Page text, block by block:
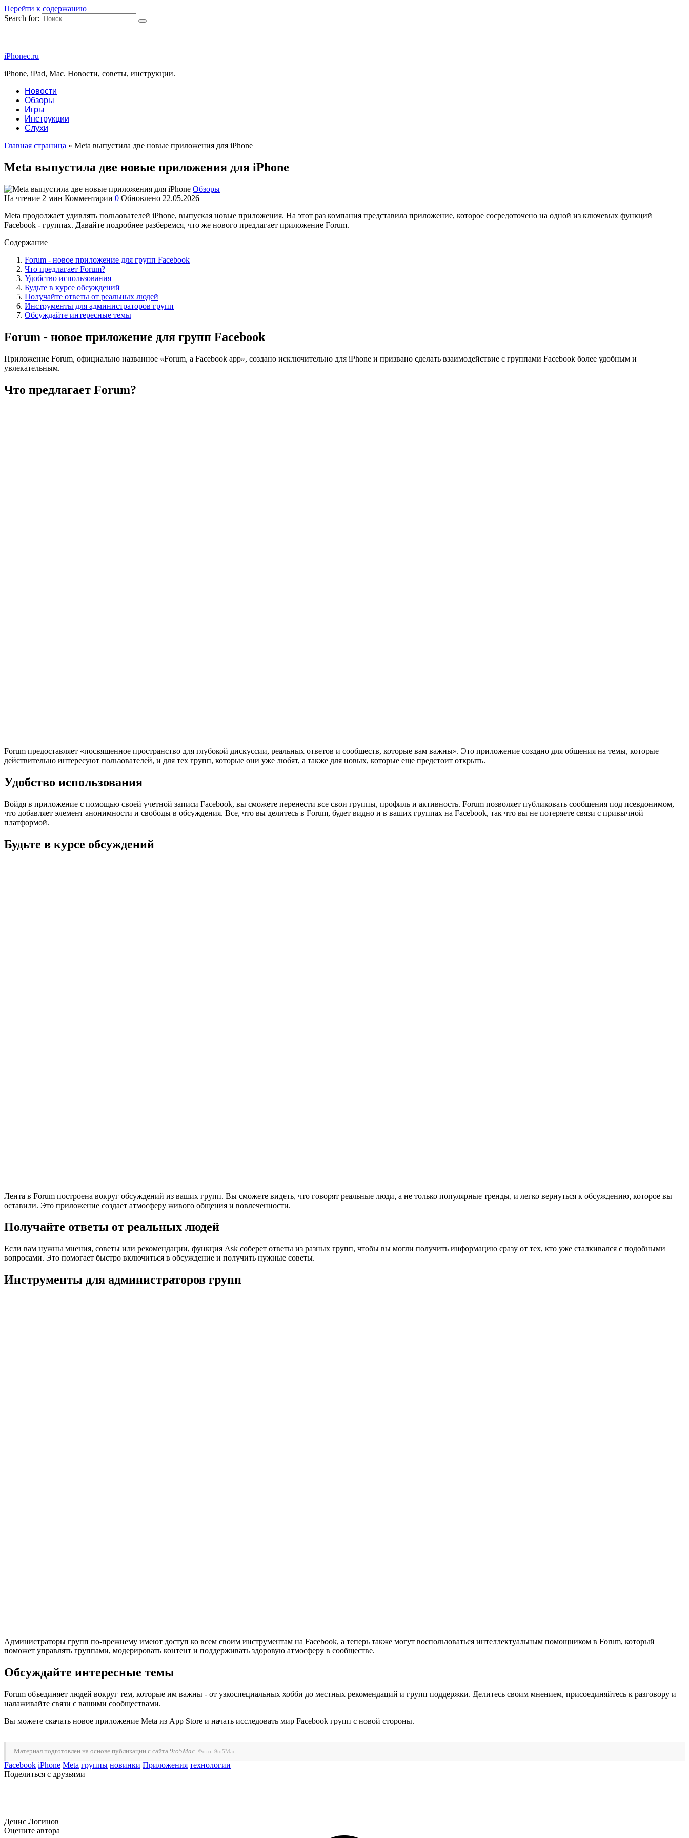
Перейти к содержанию
Search for:
iPhonec.ru
iPhone, iPad, Mac. Новости, советы, инструкции.
Новости
Обзоры
Игры
Инструкции
Слухи
Главная страница » Meta выпустила две новые приложения для iPhone
Meta выпустила две новые приложения для iPhone
Обзоры
На чтение 2 мин Комментарии 0 Обновлено 22.05.2026
Meta продолжает удивлять пользователей iPhone, выпуская новые приложения. На этот раз компания представила приложение, которое сосредоточено на одной из ключевых функций
Facebook - группах. Давайте подробнее разберемся, что же нового предлагает приложение Forum.
Содержание
Forum - новое приложение для групп Facebook
Что предлагает Forum?
Удобство использования
Будьте в курсе обсуждений
Получайте ответы от реальных людей
Инструменты для администраторов групп
Обсуждайте интересные темы
Forum - новое приложение для групп Facebook
Приложение Forum, официально названное «Forum, a Facebook app», создано исключительно для iPhone и призвано сделать взаимодействие с группами Facebook более удобным и
увлекательным.
Что предлагает Forum?
Forum предоставляет «посвященное пространство для глубокой дискуссии, реальных ответов и сообществ, которые вам важны». Это приложение создано для общения на темы, которые
действительно интересуют пользователей, и для тех групп, которые они уже любят, а также для новых, которые еще предстоит открыть.
Удобство использования
Войдя в приложение с помощью своей учетной записи Facebook, вы сможете перенести все свои группы, профиль и активность. Forum позволяет публиковать сообщения под псевдонимом,
что добавляет элемент анонимности и свободы в обсуждения. Все, что вы делитесь в Forum, будет видно и в ваших группах на Facebook, так что вы не потеряете связи с привычной
платформой.
Будьте в курсе обсуждений
Лента в Forum построена вокруг обсуждений из ваших групп. Вы сможете видеть, что говорят реальные люди, а не только популярные тренды, и легко вернуться к обсуждению, которое вы
оставили. Это приложение создает атмосферу живого общения и вовлеченности.
Получайте ответы от реальных людей
Если вам нужны мнения, советы или рекомендации, функция Ask соберет ответы из разных групп, чтобы вы могли получить информацию сразу от тех, кто уже сталкивался с подобными
вопросами. Это помогает быстро включиться в обсуждение и получить нужные советы.
Инструменты для администраторов групп
Администраторы групп по-прежнему имеют доступ ко всем своим инструментам на Facebook, а теперь также могут воспользоваться интеллектуальным помощником в Forum, который
поможет управлять группами, модерировать контент и поддерживать здоровую атмосферу в сообществе.
Обсуждайте интересные темы
Forum объединяет людей вокруг тем, которые им важны - от узкоспециальных хобби до местных рекомендаций и групп поддержки. Делитесь своим мнением, присоединяйтесь к разговору и
налаживайте связи с вашими сообществами.
Вы можете скачать новое приложение Meta из App Store и начать исследовать мир Facebook групп с новой стороны.
Материал подготовлен на основе публикации с сайта 9to5Mac Фото: 9to5Mac
Facebook iPhone Meta группы новинки Приложения технологии
Поделиться с друзьями
Денис Логинов
Оцените автора